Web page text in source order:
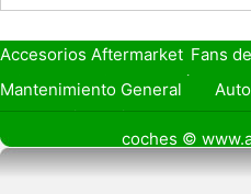
Accesorios Aftermarket Fans
Seguro de Coche
Préstamos
Mantenimiento General
Seguridad Vial
Vender Mi Cochecoches ©